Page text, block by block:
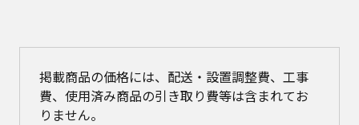
掲載商品の価格には、配送・設置調整費、工事
費、使用済み商品の引き取り費等は含まれてお
りません。